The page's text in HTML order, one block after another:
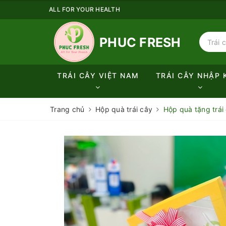
ALL FOR YOUR HEALTH
PHUC FRESH
TRÁI CÂY VIỆT NAM TRÁI CÂY NHẬP
Trang chủ Hộp quà trái cây Hộp quà tặng